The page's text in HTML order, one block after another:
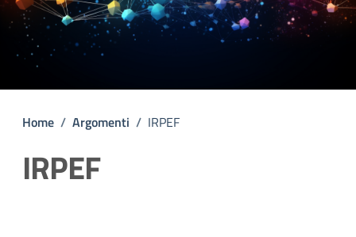
Home / Argomenti / IRPEF
IRPEF